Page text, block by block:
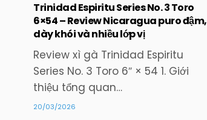
Trinidad Espiritu Series No. 3 Toro
6×54 – Review Nicaragua puro đậm,
dày khói và nhiều lớp vị
Review xì gà Trinidad Espiritu
Series No. 3 Toro 6″ × 54 1. Giới
thiệu tổng quan…
20/03/2026